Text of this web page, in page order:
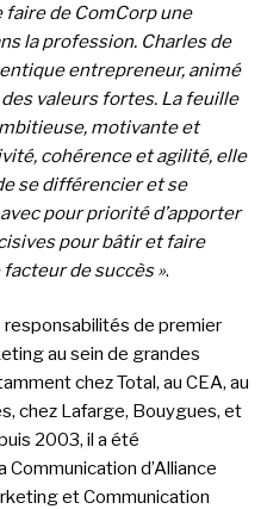
faire de ComCorp une
la profession. Charles de
entrepreneur, animé
valeurs fortes. La feuille
motivante et
cohérence et agilité, elle
se différencier et se
pour priorité d’apporter
pour bâtir et faire
de succès ».
responsabilités de premier
au sein de grandes
chez Total, au CEA, au
chez Lafarge, Bouygues, et
2003, il a été
d’Alliance
et Communication